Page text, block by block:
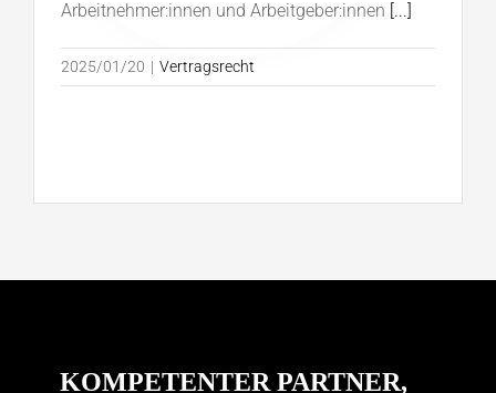
Arbeitnehmer:innen und Arbeitgeber:innen [...]
2025/01/20 | Vertragsrecht
KOMPETENTER PARTNER,